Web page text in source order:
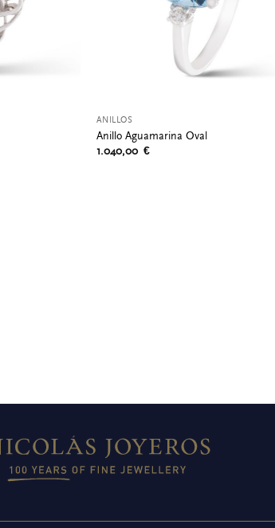
ANILLOS
Anillo Aguamarina Oval
1.040,00 €